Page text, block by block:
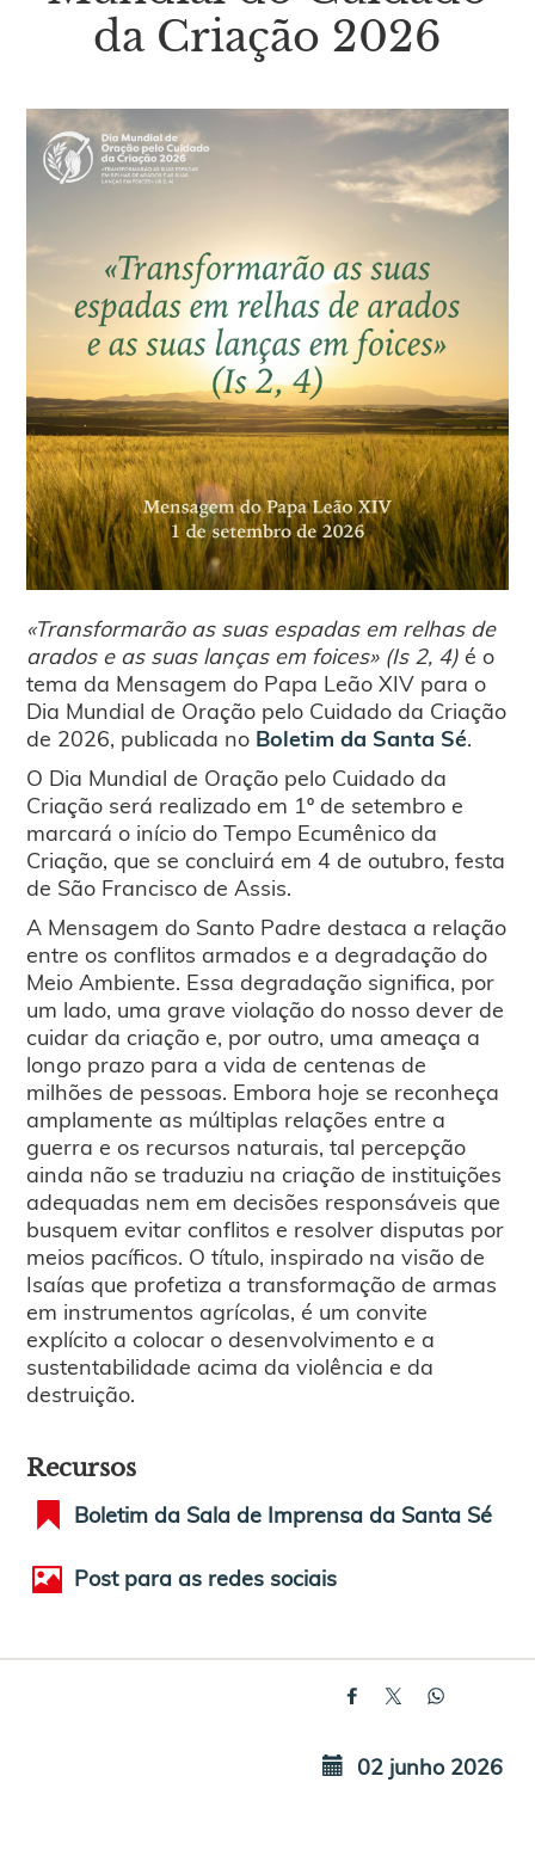
da Criação 2026
«Transformarão as suas espadas em relhas de
arados e as suas lanças em foices» (Is 2, 4) é o
tema da Mensagem do Papa Leão XIV para o
Dia Mundial de Oração pelo Cuidado da Criação
de 2026, publicada no Boletim da Santa Sé.
O Dia Mundial de Oração pelo Cuidado da
Criação será realizado em 1º de setembro e
marcará o início do Tempo Ecumênico da
Criação, que se concluirá em 4 de outubro, festa
de São Francisco de Assis.
A Mensagem do Santo Padre destaca a relação
entre os conflitos armados e a degradação do
Meio Ambiente. Essa degradação significa, por
um lado, uma grave violação do nosso dever de
cuidar da criação e, por outro, uma ameaça a
longo prazo para a vida de centenas de
milhões de pessoas. Embora hoje se reconheça
amplamente as múltiplas relações entre a
guerra e os recursos naturais, tal percepção
ainda não se traduziu na criação de instituições
adequadas nem em decisões responsáveis que
busquem evitar conflitos e resolver disputas por
meios pacíficos. O título, inspirado na visão de
Isaías que profetiza a transformação de armas
em instrumentos agrícolas, é um convite
explícito a colocar o desenvolvimento e a
sustentabilidade acima da violência e da
destruição.
Recursos
Boletim da Sala de Imprensa da Santa Sé
Post para as redes sociais
02 junho 2026